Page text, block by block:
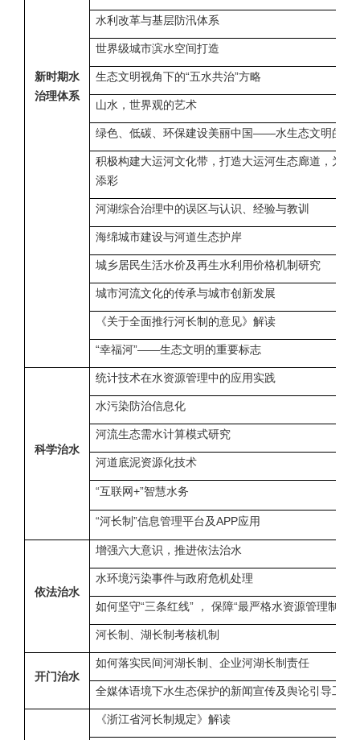
新时期水
治理体系
水利改革与基层防汛体系
世界级城市滨水空间打造
生态文明视角下的“五水共治”方略
山水，世界观的艺术
绿色、低碳、环保建设美丽中国——水生态文明的新
积极构建大运河文化带，打造大运河生态廊道，为伟
添彩
河湖综合治理中的误区与认识、经验与教训
海绵城市建设与河道生态护岸
城乡居民生活水价及再生水利用价格机制研究
城市河流文化的传承与城市创新发展
《关于全面推行河长制的意见》解读
“幸福河”——生态文明的重要标志
科学治水
统计技术在水资源管理中的应用实践
水污染防治信息化
河流生态需水计算模式研究
河道底泥资源化技术
“互联网+”智慧水务
“河长制”信息管理平台及APP应用
依法治水
增强六大意识，推进依法治水
水环境污染事件与政府危机处理
如何坚守“三条红线” ， 保障“最严格水资源管理制度”
河长制、湖长制考核机制
开门治水
如何落实民间河湖长制、企业河湖长制责任
全媒体语境下水生态保护的新闻宣传及舆论引导工作
《浙江省河长制规定》解读